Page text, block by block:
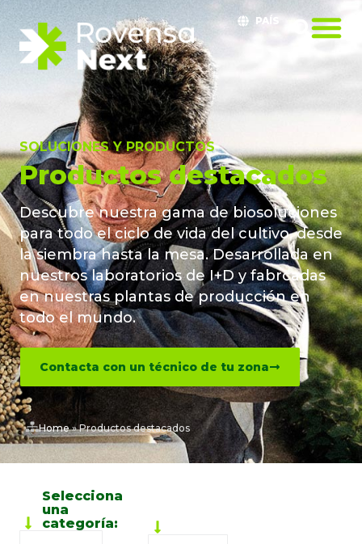
PAÍS
SOLUCIONES Y PRODUCTOS
Productos destacados
Descubre nuestra gama de biosoluciones
para todo el ciclo de vida del cultivo, desde
la siembra hasta la mesa. Desarrollada en
nuestros laboratorios de I+D y fabrcadas
en nuestras plantas de producción en
todo el mundo.
Contacta con un técnico de tu zona
Home»Productos destacados
Selecciona
una
categoría: